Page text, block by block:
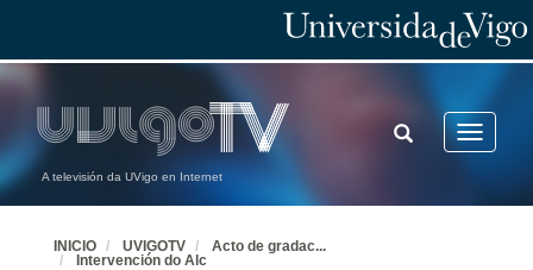
A televisión da UVigo en Internet
Toggle
TOGGLE
SEARCH
INICIO UVIGOTV Acto de gradac...
Intervención do Alc